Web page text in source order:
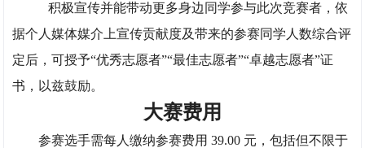
积极宣传并能带动更多身边同学参与此次竞赛者，依
据个人媒体媒介上宣传贡献度及带来的参赛同学人数综合评
定后，可授予“优秀志愿者”“最佳志愿者”“卓越志愿者”证
书，以兹鼓励。
大赛费用
参赛选手需每人缴纳参赛费用 39.00 元，包括但不限于